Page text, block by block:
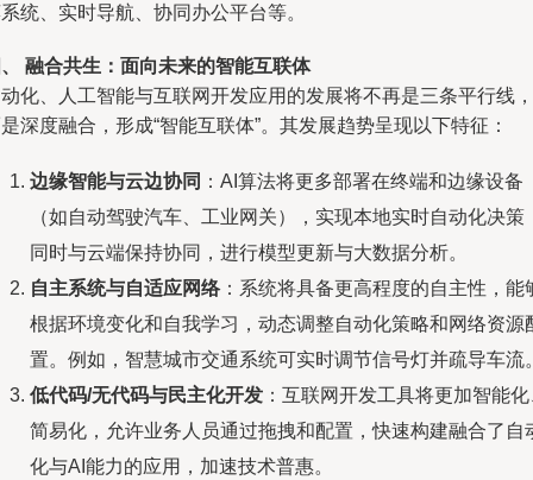
统、实时导航、协同办公平台等。
融合共生：面向未来的智能互联体
化、人工智能与互联网开发应用的发展将不再是三条平行线，
深度融合，形成“智能互联体”。其发展趋势呈现以下特征：
边缘智能与云边协同 ：AI算法将更多部署在终端和边缘设备
（如自动驾驶汽车、工业网关），实现本地实时自动化决策
同时与云端保持协同，进行模型更新与大数据分析。
自主系统与自适应网络：系统将具备更高程度的自主性，能
根据环境变化和自我学习，动态调整自动化策略和网络资源
置。例如，智慧城市交通系统可实时调节信号灯并疏导车流
低代码/无代码与民主化开发 ：互联网开发工具将更加智能
简易化，允许业务人员通过拖拽和配置，快速构建融合了自
化与AI能力的应用，加速技术普惠。